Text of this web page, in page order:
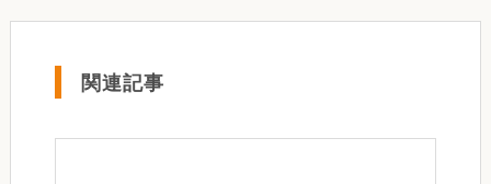
関連記事